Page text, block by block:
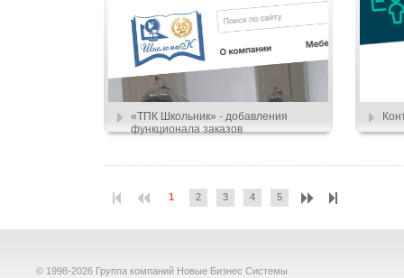
«ТПК Школьник» - добавления
функционала заказов
1 2 3 4 5
© 1998-2026 Группа компаний Новые Бизнес Системы